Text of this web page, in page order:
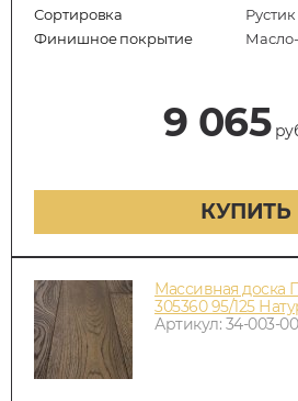
Сортировка
Рустик
Финишное покрытие
9 065
КУПИТЬ
Массивная доска
305360 95/125
Артикул: 34-003-